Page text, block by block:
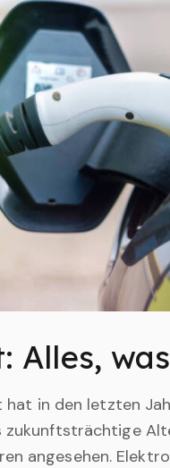
Alles,
in den letzten
zukunftsträchtige
angesehen.